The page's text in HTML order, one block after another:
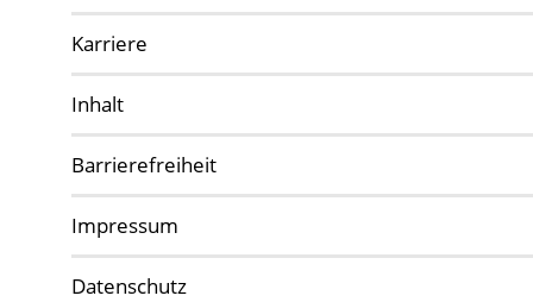
Karriere
Inhalt
Barrierefreiheit
Impressum
Datenschutz